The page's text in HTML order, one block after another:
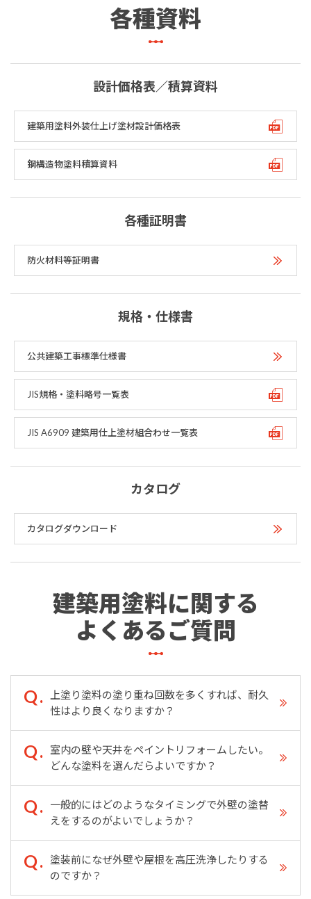
各種資料
設計価格表／積算資料
建築用塗料外装仕上げ塗材設計価格表
鋼構造物塗料積算資料
各種証明書
防火材料等証明書
規格・仕様書
公共建築工事標準仕様書
JIS規格・塗料略号一覧表
JIS A6909 建築用仕上塗材組合わせ一覧表
カタログ
カタログダウンロード
建築用塗料に関する
よくあるご質問
上塗り塗料の塗り重ね回数を多くすれば、耐久
性はより良くなりますか？
室内の壁や天井をペイントリフォームしたい。
どんな塗料を選んだらよいですか？
一般的にはどのようなタイミングで外壁の塗替
えをするのがよいでしょうか？
塗装前になぜ外壁や屋根を高圧洗浄したりする
のですか？